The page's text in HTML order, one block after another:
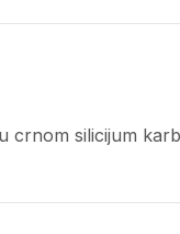
crnom silicijum